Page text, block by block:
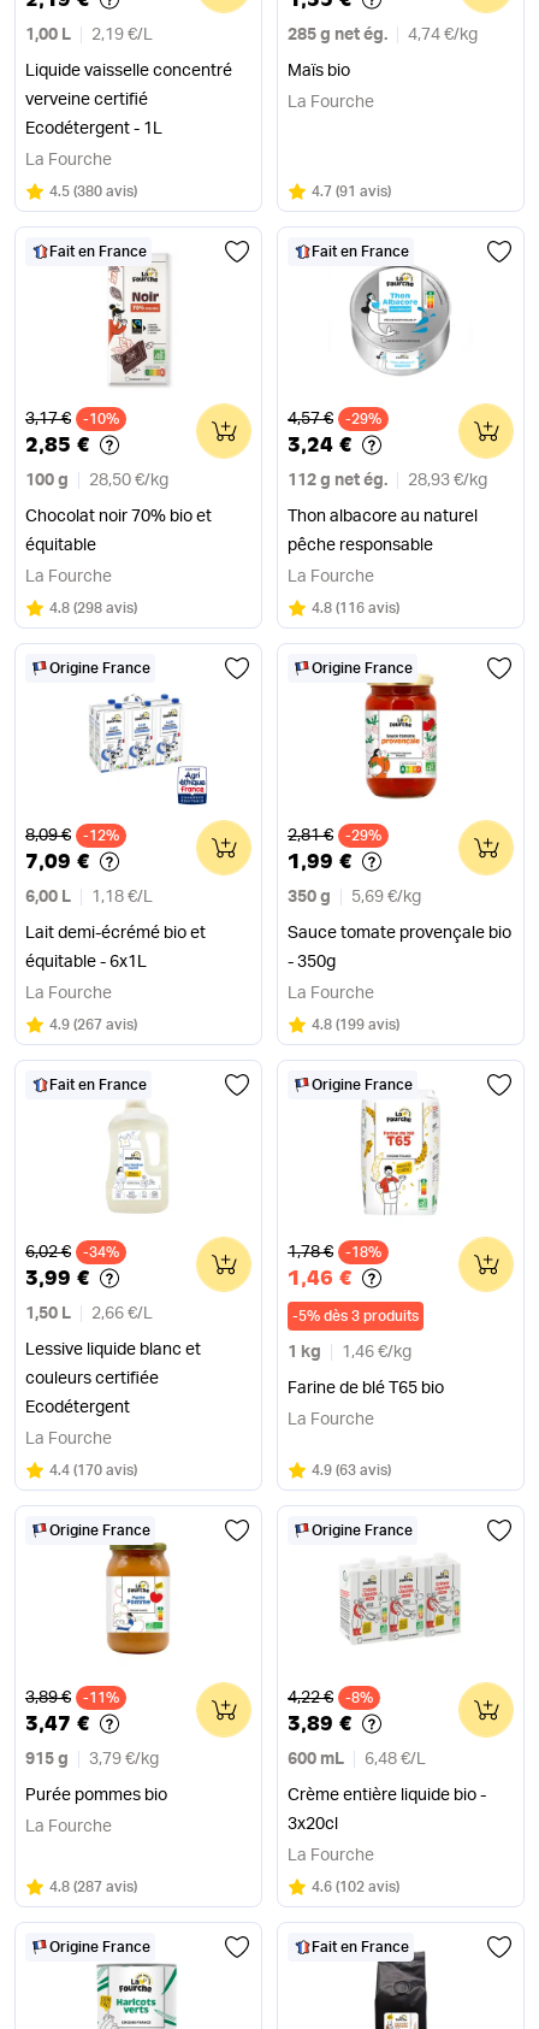
1,00 L 2,19 €/ L
Liquide vaisselle concentré
verveine certifié
Ecodétergent - 1L
La Fourche
Note
4.5 sur 5
(380 avis)
285 g net ég. 4,74 €/ kg
Maïs bio
La Fourche
Note
4.7 sur 5
(91 avis)
Fait en France
Ancien prix
3,17 € -10%
2,85 €
100 g 28,50 €/ kg
Chocolat noir 70% bio et
équitable
0
La Fourche
Note
4.8 sur 5
(298 avis)
Fait en France
Ancien prix
4,57 € -29%
3,24 €
112 g net ég. 28,93 €/ kg
Thon albacore au naturel
pêche responsable
0
La Fourche
Note
4.8 sur 5
(116 avis)
Origine France
Ancien prix
8,09 € -12%
7,09 €
6,00 L 1,18 €/ L
Lait demi-écrémé bio et
équitable - 6x1L
0
La Fourche
Note
4.9 sur 5
(267 avis)
Origine France
Ancien prix
2,81 € -29%
1,99 €
350 g 5,69 €/ kg
Sauce tomate provençale bio
- 350g
0
La Fourche
Note
4.8 sur 5
(199 avis)
Fait en France
Ancien prix
6,02 € -34%
3,99 €
1,50 L 2,66 €/ L
Lessive liquide blanc et
couleurs certifiée
Ecodétergent
0
La Fourche
Note
4.4 sur 5
(170 avis)
Origine France
Ancien prix
1,78 € -18%
1,46 €
-5% dès 3 produits
1 kg 1,46 €/ kg
Farine de blé T65 bio
0
La Fourche
Note
4.9 sur 5
(63 avis)
Origine France
Ancien prix
3,89 € -11%
3,47 €
915 g 3,79 €/ kg
Purée pommes bio
0
La Fourche
Note
4.8 sur 5
(287 avis)
Origine France
Ancien prix
4,22 € -8%
3,89 €
600 mL 6,48 €/ L
Crème entière liquide bio -
3x20cl
0
La Fourche
Note
4.6 sur 5
(102 avis)
Origine France Fait en France